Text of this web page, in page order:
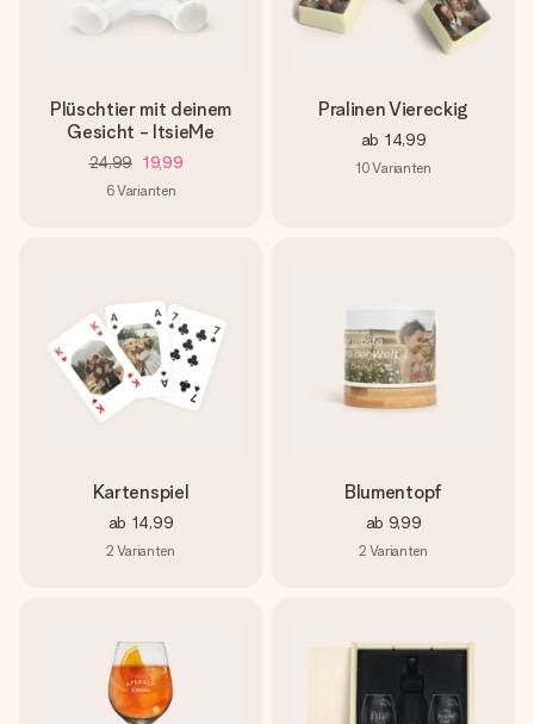
Plüschtier mit deinem
Gesicht - ItsieMe
24,99 19,99
6Varianten
Pralinen Viereckig
ab 14,99
10Varianten
Kartenspiel
ab 14,99
2 Varianten
Blumentopf
ab 9,99
2 Varianten